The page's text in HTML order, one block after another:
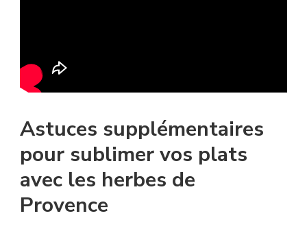
Astuces supplémentaires
pour sublimer vos plats
avec les herbes de
Provence